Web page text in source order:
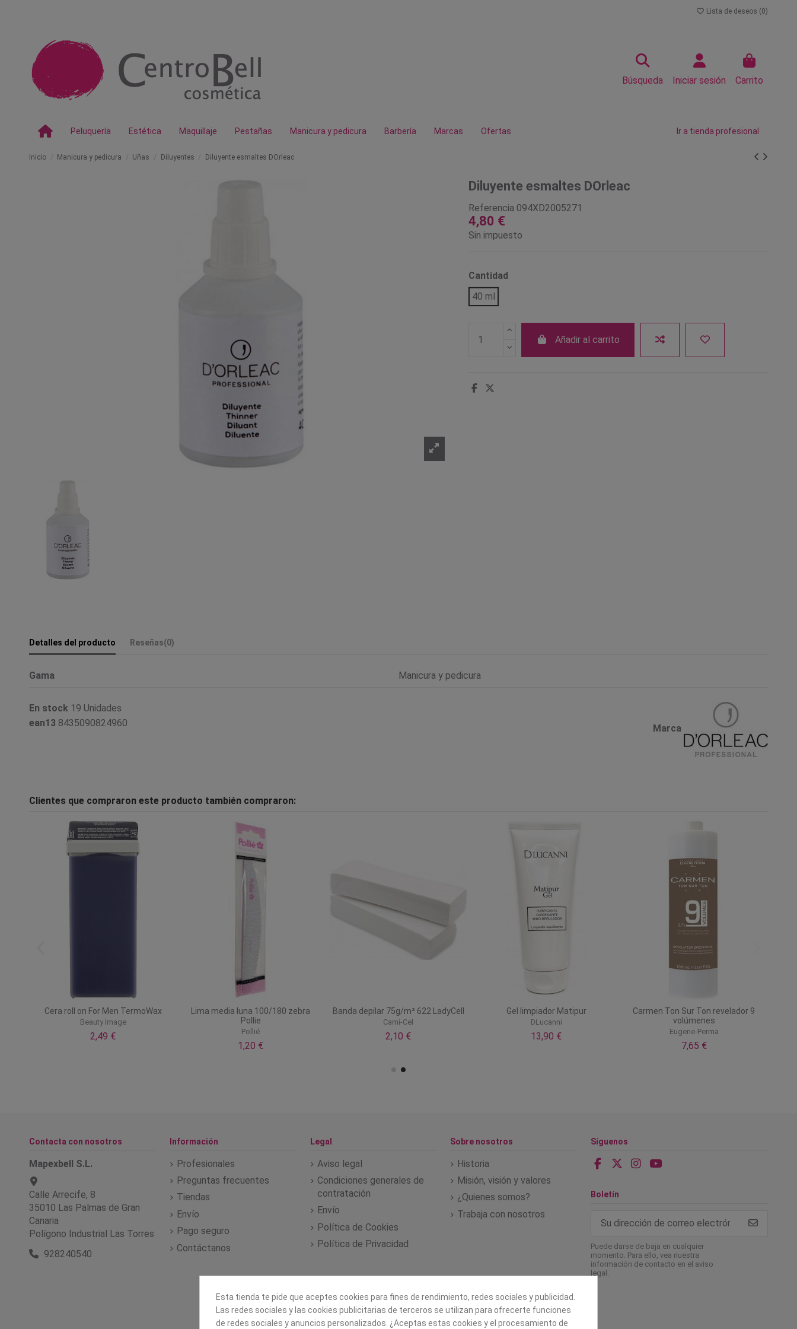
Lista de deseos (0)
Búsqueda Iniciar sesión Carrito
Peluquería Estética Maquillaje Pestañas Manicura y pedicura Barbería Marcas Ofertas Ir a tienda profesional
Inicio Manicura y pedicura Uñas Diluyentes Diluyente esmaltes DOrleac
Diluyente esmaltes DOrleac
Referencia 094XD2005271
4,80 €
Sin impuesto
Cantidad
40 ml
Añadir al carrito
Detalles del producto Reseñas(0)
Gama Manicura y pedicura
Marca
En stock 19 Unidades
ean13 8435090824960
Clientes que compraron este producto también compraron:
Cera roll on For Men TermoWax
Beauty Image
2,49 €
Lima media luna 100/180 zebra
Pollie
Pollié
1,20 €
Banda depilar 75g/m² 622 LadyCell
Cami-Cel
2,10 €
Gel limpiador Matipur
DLucanni
13,90 €
Carmen Ton Sur Ton revelador 9
volúmenes
Eugene-Perma
7,65 €
Contacta con nosotros
Mapexbell S.L.
Calle Arrecife, 8
35010 Las Palmas de Gran
Canaria
Polígono Industrial Las Torres
928240540
Información
Profesionales
Preguntas frecuentes
Tiendas
Envío
Pago seguro
Contáctanos
Legal
Aviso legal
Condiciones generales de
contratación
Envío
Política de Cookies
Política de Privacidad
Sobre nosotros
Historia
Misión, visión y valores
¿Quienes somos?
Trabaja con nosotros
Síguenos
Boletín
Puede darse de baja en cualquier
momento. Para ello, vea nuestra
información de contacto en el aviso
legal.
Esta tienda te pide que aceptes cookies para fines de rendimiento, redes sociales y publicidad.
Las redes sociales y las cookies publicitarias de terceros se utilizan para ofrecerte funciones
de redes sociales y anuncios personalizados. ¿Aceptas estas cookies y el procesamiento de